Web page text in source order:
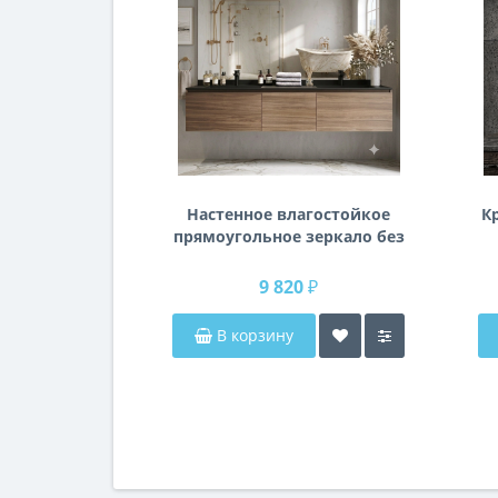
Настенное влагостойкое
прямоугольное зеркало без
см (1400 мм)
9 820 ₽
В корзину